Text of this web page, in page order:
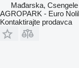
Mađarska, Csengele
AGROPARK - Euro
Kontaktirajte prodavca